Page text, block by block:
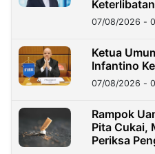
Dana
07/08/2026 -
Ketua
Infantino
07/08/2026 -
Rampok
Pita Cukai,
Periksa